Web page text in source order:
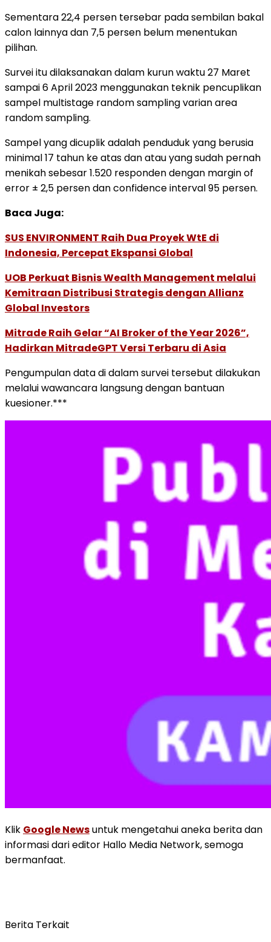
Sementara 22,4 persen tersebar pada sembilan bakal
calon lainnya dan 7,5 persen belum menentukan
pilihan.
Survei itu dilaksanakan dalam kurun waktu 27 Maret
sampai 6 April 2023 menggunakan teknik pencuplikan
sampel multistage random sampling varian area
random sampling.
Sampel yang dicuplik adalah penduduk yang berusia
minimal 17 tahun ke atas dan atau yang sudah pernah
menikah sebesar 1.520 responden dengan margin of
error ± 2,5 persen dan confidence interval 95 persen.
Baca Juga:
SUS ENVIRONMENT Raih Dua Proyek WtE di
Indonesia, Percepat Ekspansi Global
UOB Perkuat Bisnis Wealth Management melalui
Kemitraan Distribusi Strategis dengan Allianz
Global Investors
Mitrade Raih Gelar “AI Broker of the Year 2026”,
Hadirkan MitradeGPT Versi Terbaru di Asia
Pengumpulan data di dalam survei tersebut dilakukan
melalui wawancara langsung dengan bantuan
kuesioner.***
Klik Google Newsuntuk mengetahui aneka berita dan
informasi dari editor Hallo Media Network, semoga
bermanfaat.
Berita Terkait